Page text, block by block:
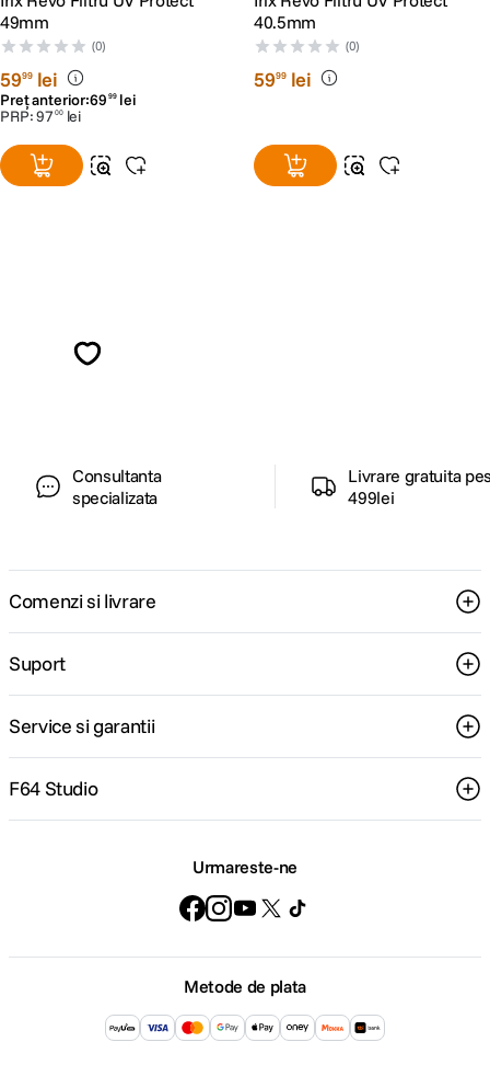
49mm
(0)
5999 lei
Preț anterior:69 99 lei
PRP:97 00 lei
40.5mm
(0)
5999 lei
Consultanta
specializata
Livrare gratuita
499lei
Comenzi si livrare
Suport
Service si garantii
F64 Studio
Urmareste-ne
Metode de plata